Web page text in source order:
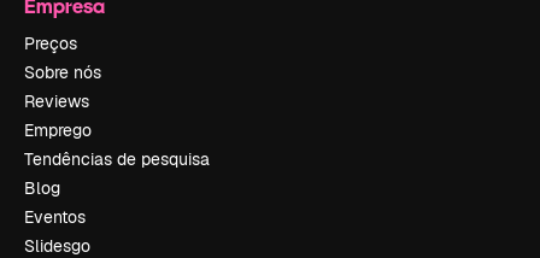
Empresa
Preços
Sobre nós
Reviews
Emprego
Tendências de pesquisa
Blog
Eventos
Slidesgo